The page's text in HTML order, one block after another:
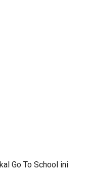
Go To School ini